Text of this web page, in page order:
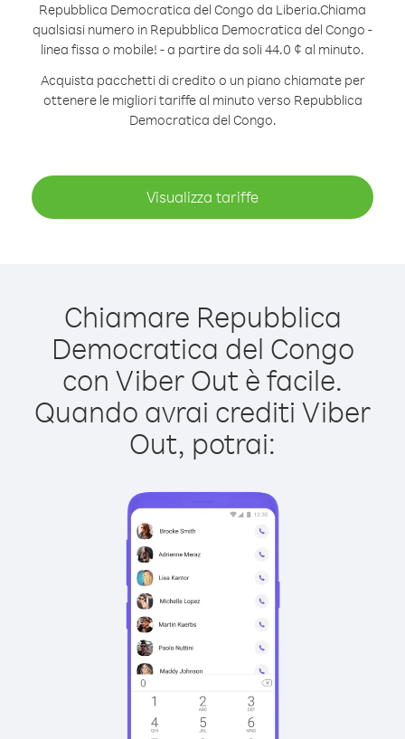
Repubblica Democratica del Congo da Liberia.Chiama
qualsiasi numero in Repubblica Democratica del Congo -
linea fissa o mobile! - a partire da soli 44.0 ¢ al minuto.
Acquista pacchetti di credito o un piano chiamate per
ottenere le migliori tariffe al minuto verso Repubblica
Democratica del Congo.
Visualizza tariffe
Chiamare Repubblica
Democratica del Congo
con Viber Out è facile.
Quando avrai crediti Viber
Out, potrai: